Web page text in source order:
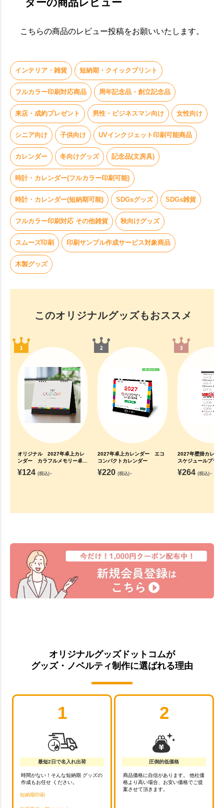
お買い物を続ける カートへ進む
こちらの商品のレビュー投稿をお願いいたします。
インテリア・雑貨 短納期・クイックプリント
フルカラー印刷対応商品 周年記念品・創立記念品
来店・成約プレゼント 男性・ビジネスマン向け 女性向け
シニア向け 子供向け UVインクジェット印刷可能商品
カレンダー 冬向けグッズ 記念品(文房具)
時計・カレンダー(フルカラー印刷可能)
時計・カレンダー(短納期可能) SDGsグッズ SDGs雑貨
フルカラー印刷対応 その他雑貨 秋向けグッズ
スムーズ印刷 印刷サンプル作成サービス対象商品
木製グッズ
このオリジナルグッズもおススメ
オリジナル 2027年卓上カレ
ンダー カラフルメモリー卓上
¥124 (税込)~
2027年卓上カレンダー エコ
コンパクトカレンダー
¥220 (税込)~
2027年壁掛カレン
スケジュールプラン
¥264 (税込)~
オリジナルグッズドットコムが
グッズ・ノベルティ制作に選ばれる理由
1
最短2日で名入れ出荷
時間がない！そんな短納期 グッズの
作成もお任せ ください。
短納期印刷
2
圧倒的低価格
商品価格に自信があります。 他社価
格より高い場合、お安い価格でご提
案させて頂きます。